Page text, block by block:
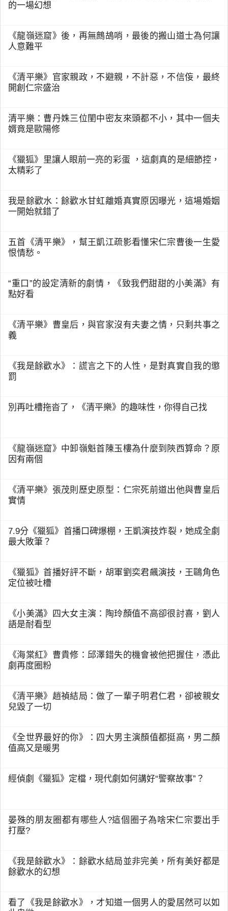
的一場幻想
《龍嶺迷窟》後，再無鷓鴣哨，最後的搬山道士為何讓
人意難平
《清平樂》官家親政，不避親，不計惡，不信侫，最終
開創仁宗盛治
清平樂：曹丹姝三位閨中密友來頭都不小，其中一個夫
婿竟是歐陽修
《獵狐》里讓人眼前一亮的彩蛋 ，這劇真的是細節控，
太精彩了
我是餘歡水：餘歡水甘虹離婚真實原因曝光，這場婚姻
一開始就錯了
五首《清平樂》，幫王凱江疏影看懂宋仁宗曹後一生愛
恨情愁。
“重口”的設定清新的劇情，《致我們甜甜的小美滿》有
點好看
《清平樂》曹皇后，與官家沒有夫妻之情，只剩共事之
義
《我是餘歡水》：謊言之下的人性，是對真實自我的懲
罰
別再吐槽拖沓了，《清平樂》的趣味性，你得自己找
《龍嶺迷窟》中卸嶺魁首陳玉樓為什麼到陝西算命？原
因有兩個
《清平樂》張茂則歷史原型：仁宗死前道出他與曹皇后
實情
7.9分《獵狐》首播口碑爆棚，王凱演技炸裂，她成全劇
最大敗筆？
《獵狐》首播好評不斷，胡軍劉奕君飆演技，王鷗角色
定位被吐槽
《小美滿》四大女主演：陶玲顏值不高卻很討喜，劉人
語是耐看型
《海棠紅》曹貴修：邱澤錯失的機會被他把握住，憑此
劇再度圈粉
《清平樂》趙禎結局：做了一輩子明君仁君，卻被親女
兒毀了一切
《全世界最好的你》：四大男主演顏值都挺高，男二顏
值高又是暖男
經偵劇《獵狐》定檔，現代劇如何講好“警察故事”？
晏殊的朋友圈都有哪些人?這個圈子為啥宋仁宗要出手
打壓?
《我是餘歡水》：餘歡水結局並非完美，所有美好都是
餘歡水的幻想
看了《我是餘歡水》，才知道一個男人的愛居然可以如